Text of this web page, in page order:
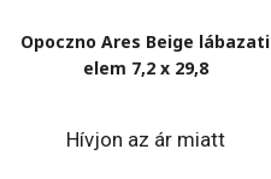
Opoczno Ares Beige lábazati
elem 7,2 x 29,8
Hívjon az ár miatt